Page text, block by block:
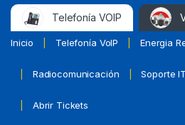
Telefonía VOIP
Inicio Telefonía VoIP Energia
Radiocomunicación Soporte IT
Abrir Tickets